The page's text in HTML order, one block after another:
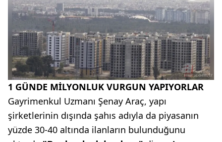
1 GÜNDE MİLYONLUK VURGUN YAPIYORLAR
Gayrimenkul Uzmanı Şenay Araç, yapı
şirketlerinin dışında şahıs adıyla da piyasanın
yüzde 30-40 altında ilanların bulunduğunu